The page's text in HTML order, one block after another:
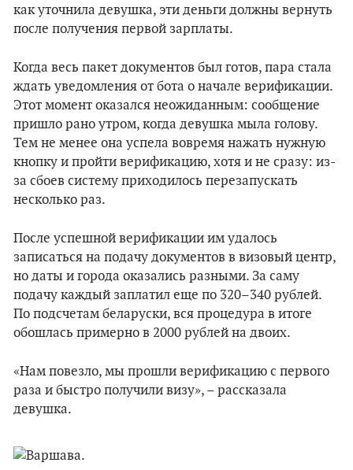
как уточнила девушка, эти деньги должны вернуть
после получения первой зарплаты.
Когда весь пакет документов был готов, пара стала
ждать уведомления от бота о начале верификации.
Этот момент оказался неожиданным: сообщение
пришло рано утром, когда девушка мыла голову.
Тем не менее она успела вовремя нажать нужную
кнопку и пройти верификацию, хотя и не сразу: из-
за сбоев систему приходилось перезапускать
несколько раз.
После успешной верификации им удалось
записаться на подачу документов в визовый центр,
но даты и города оказались разными. За саму
подачу каждый заплатил еще по 320–340 рублей.
По подсчетам беларуски, вся процедура в итоге
обошлась примерно в 2000 рублей на двоих.
«Нам повезло, мы прошли верификацию с первого
раза и быстро получили визу», – рассказала
девушка.